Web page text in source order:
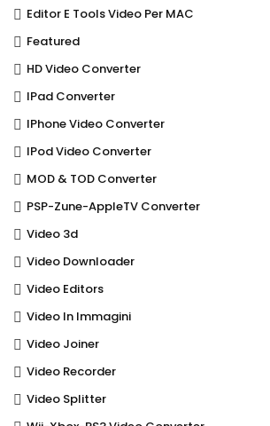
Editor E Tools Video Per MAC
Featured
HD Video Converter
IPad Converter
IPhone Video Converter
IPod Video Converter
MOD & TOD Converter
PSP-Zune-AppleTV Converter
Video 3d
Video Downloader
Video Editors
Video In Immagini
Video Joiner
Video Recorder
Video Splitter